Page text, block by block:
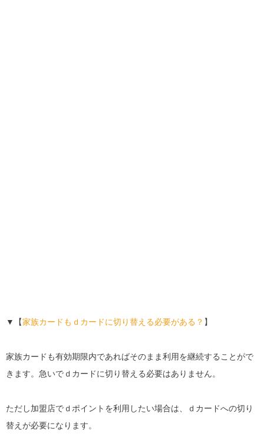
▼【家族カードもｄカードに切り替える必要がある？ 】
家族カードも有効期限内であればそのまま利用を継続することがで
きます。急いでｄカードに切り替える必要はありません。
ただし加盟店でｄポイントを利用したい場合は、ｄカードへの切り
替えが必要になります。